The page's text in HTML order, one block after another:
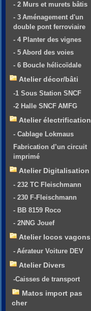
- 2 Murs et murets bâtis
- 3 Aménagement d'un
double pont ferroviaire
- 4 Planter des vignes
- 5 Abord des voies
- 6 Boucle hélicoïdale
Atelier décor/bâti
-1 Sous Station SNCF
-2 Halle SNCF AMFG
Atelier électrification
- Cablage Lokmaus
Fabrication d’un circuit
imprimé
Atelier Digitalisation
- 232 TC Fleischmann
- 230 F-Fleischmann
- BB 8159 Roco
- 2NNG Jouef
Atelier locos vagons
- Aérateur Voiture DEV
Atelier Divers
-Caisses de transport
Matos import pas
cher